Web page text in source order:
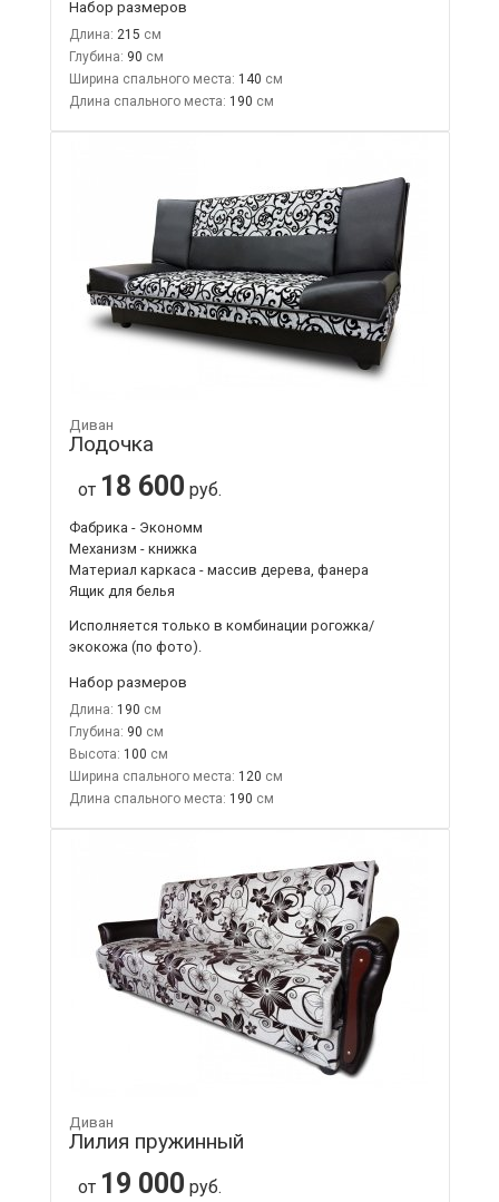
Набор размеров
Длина: 215
Глубина: 90
Ширина спального места: 140
Длина спального места: 190
Диван
Лодочка
от 18 600 руб.
Фабрика - Экономм
Механизм - книжка
Материал каркаса - массив дерева, фанера
Ящик для белья
Исполняется только в комбинации рогожка/
экокожа (по фото).
Набор размеров
Длина: 190
Глубина: 90
Высота: 100
Ширина спального места: 120
Длина спального места: 190
Диван
Лилия пружинный
от 19 000 руб.